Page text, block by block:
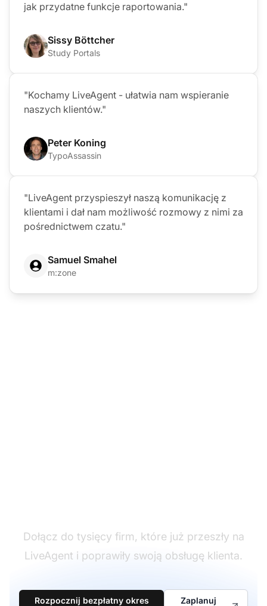
jak przydatne funkcje raportowania."
Sissy Böttcher
Study Portals
"Kochamy LiveAgent - ułatwia nam wspieranie
naszych klientów."
Peter Koning
TypoAssassin
"LiveAgent przyspieszył naszą komunikację z
klientami i dał nam możliwość rozmowy z nimi za
pośrednictwem czatu."
Samuel Smahel
m:zone
Dołącz do tysięcy firm, które już przeszły na
LiveAgent i poprawiły swoją obsługę klienta.
Rozpocznij bezpłatny okres
Zaplanuj